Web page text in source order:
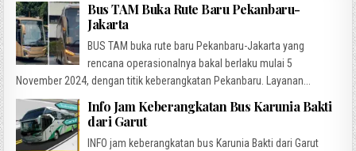
Bus TAM Buka Rute Baru Pekanbaru-
Jakarta
BUS TAM buka rute baru Pekanbaru-Jakarta yang
rencana operasionalnya bakal berlaku mulai 5
November 2024, dengan titik keberangkatan Pekanbaru. Layanan...
Info Jam Keberangkatan Bus Karunia Bakti
dari Garut
INFO jam keberangkatan bus Karunia Bakti dari Garut